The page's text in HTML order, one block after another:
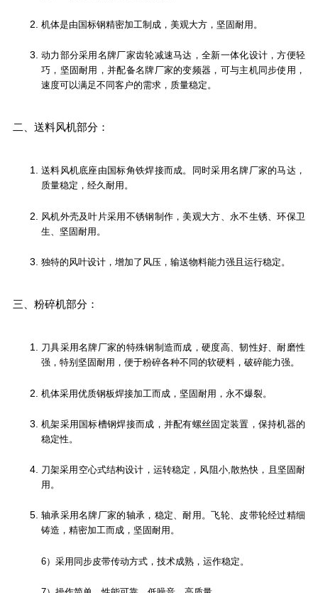
机体是由国标钢精密加工制成，美观大方，坚固耐用。
动力部分采用名牌厂家齿轮减速马达，全新一体化设计，方便轻
巧，坚固耐用，并配备名牌厂家的变频器，可与主机同步使用，
速度可以满足不同客户的需求，质量稳定。
二、送料风机部分：
送料风机底座由国标角铁焊接而成。同时采用名牌厂家的马达，
质量稳定，经久耐用。
风机外壳及叶片采用不锈钢制作，美观大方、永不生锈、环保卫
生、坚固耐用。
独特的风叶设计，增加了风压，输送物料能力强且运行稳定。
三、粉碎机部分：
刀具采用名牌厂家的特殊钢制造而成，硬度高、韧性好、耐磨性
强，特别坚固耐用，便于粉碎各种不同的软硬料，破碎能力强。
机体采用优质钢板焊接加工而成，坚固耐用，永不爆裂。
机架采用国标槽钢焊接而成，并配有螺丝固定装置，保持机器的
稳定性。
刀架采用空心式结构设计，运转稳定，风阻小,散热快，且坚固耐
用。
轴承采用名牌厂家的轴承，稳定、耐用。飞轮、皮带轮经过精细
铸造，精密加工而成，坚固耐用。
6）采用同步皮带传动方式，技术成熟，运作稳定。